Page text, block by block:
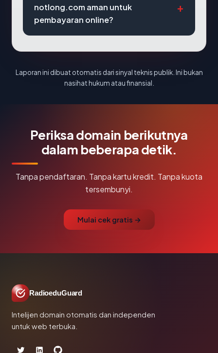
notlong.com aman untuk
pembayaran online?
Laporan ini dibuat otomatis dari sinyal teknis publik. Ini bukan
nasihat hukum atau finansial.
Periksa domain berikutnya
dalam beberapa detik.
Tanpa pendaftaran. Tanpa kartu kredit. Tanpa kuota
tersembunyi.
Mulai cek gratis →
RadioeduGuard
Intelijen domain otomatis dan independen
untuk web terbuka.